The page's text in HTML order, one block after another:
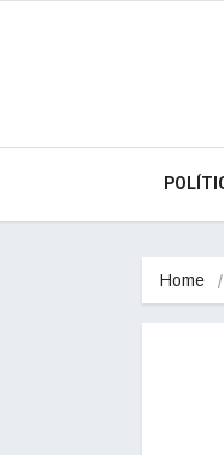
Home